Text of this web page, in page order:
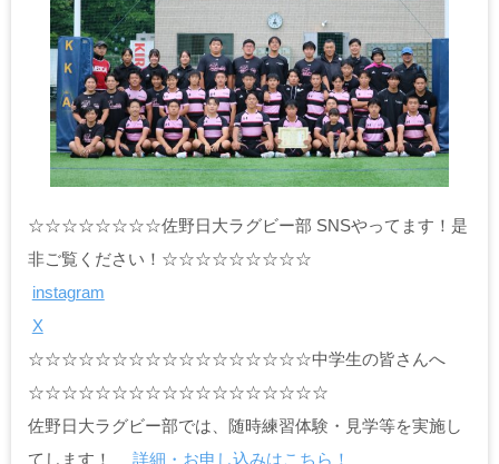
☆☆☆☆☆☆☆☆佐野日大ラグビー部 SNSやってます！是
非ご覧ください！☆☆☆☆☆☆☆☆☆
instagram
X
☆☆☆☆☆☆☆☆☆☆☆☆☆☆☆☆☆中学生の皆さんへ
☆☆☆☆☆☆☆☆☆☆☆☆☆☆☆☆☆☆
佐野日大ラグビー部では、随時練習体験・見学等を実施し
てします！
詳細・お申し込みはこちら！